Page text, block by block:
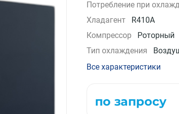
Крышные кондиционеры
Потребление при
Хладагент
R410A
Компрессор
Роторный
Тип охлаждения
Все характеристики
по запросу